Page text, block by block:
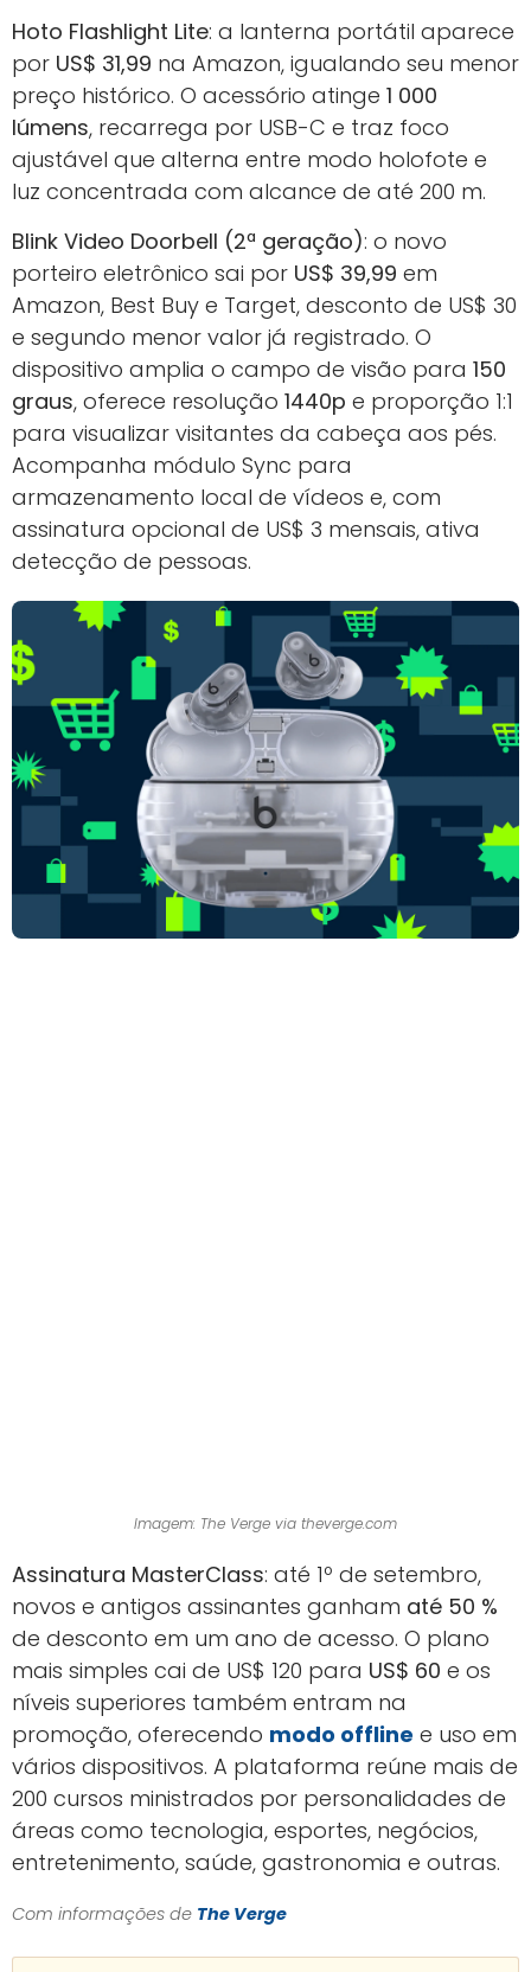
Hoto Flashlight Lite: a lanterna portátil aparece
por US$ 31,99 na Amazon, igualando seu menor
preço histórico. O acessório atinge 1 000
lúmens, recarrega por USB-C e traz foco
ajustável que alterna entre modo holofote e
luz concentrada com alcance de até 200 m.
Blink Video Doorbell (2ª geração): o novo
porteiro eletrônico sai por US$ 39,99 em
Amazon, Best Buy e Target, desconto de US$ 30
e segundo menor valor já registrado. O
dispositivo amplia o campo de visão para 150
graus, oferece resolução 1440p e proporção 1:1
para visualizar visitantes da cabeça aos pés.
Acompanha módulo Sync para
armazenamento local de vídeos e, com
assinatura opcional de US$ 3 mensais, ativa
detecção de pessoas.
Imagem: The Verge via theverge.com
Assinatura MasterClass: até 1º de setembro,
novos e antigos assinantes ganham até 50 %
de desconto em um ano de acesso. O plano
mais simples cai de US$ 120 para US$ 60 e os
níveis superiores também entram na
promoção, oferecendo modo offline e uso em
vários dispositivos. A plataforma reúne mais de
200 cursos ministrados por personalidades de
áreas como tecnologia, esportes, negócios,
entretenimento, saúde, gastronomia e outras.
Com informações de The Verge